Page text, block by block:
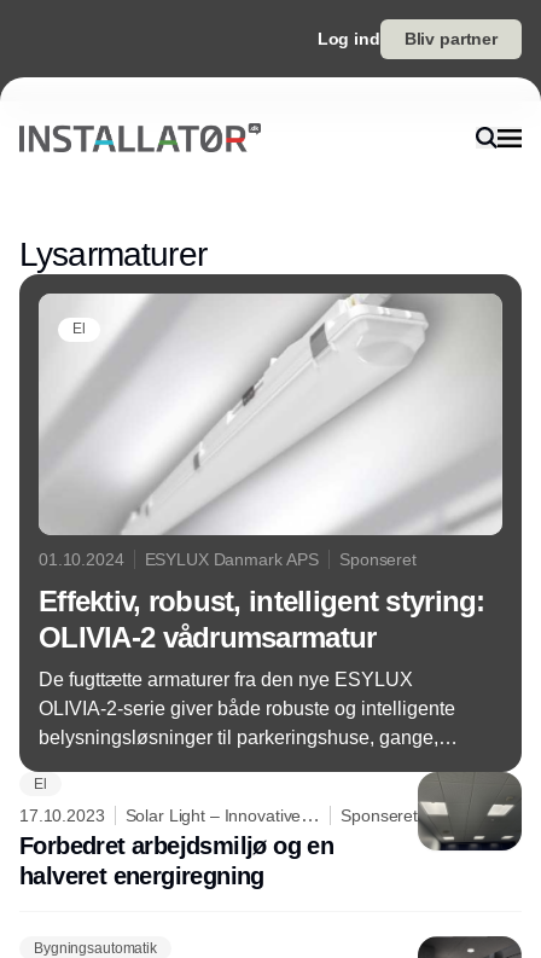
Log ind Bliv partner
Lysarmaturer
El
01.10.2024 ESYLUX Danmark APS Sponseret
Effektiv, robust, intelligent styring:
OLIVIA-2 vådrumsarmatur
De fugttætte armaturer fra den nye ESYLUX
OLIVIA-2-serie giver både robuste og intelligente
belysningsløsninger til parkeringshuse, gange,
ON/OFF-drivere er de også udstyret med en valgfri
integreret højfrekvent bevægelsessensor. On-
demand-styring af belysningsgrupper kombineret
med lysudbyttet fra armaturerne sikrer
integreret ledningsføring gør installationen
El
17.10.2023
Solar Light – Innovative
lighting is our dedication
Sponseret
Forbedret arbejdsmiljø og en
halveret energiregning
Bygningsautomatik